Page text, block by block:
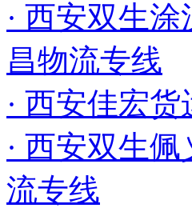
· 西安双生
昌物流专线
· 西安佳宏
· 西安双生
流专线